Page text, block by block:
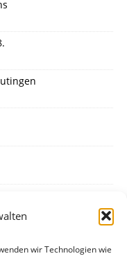
wir Technologien wie